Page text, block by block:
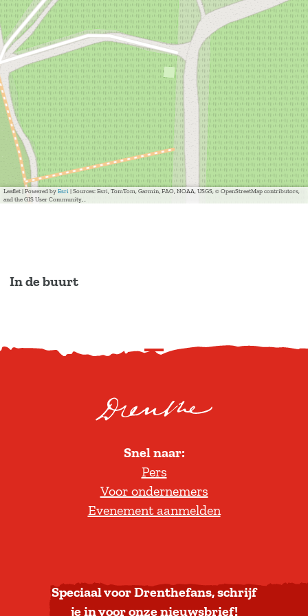
In de buurt
Leaflet | Powered by Esri | Sources: Esri, TomTom, Garmin, FAO, NOAA, USGS, © OpenStreetMap contributors,
and the GIS User Community, ,
S
o
l
t
e
r
a
a
Snel naar:
Pers
Voor ondernemers
Evenement aanmelden
Speciaal voor Drenthefans, schrijf
je in voor onze nieuwsbrief!